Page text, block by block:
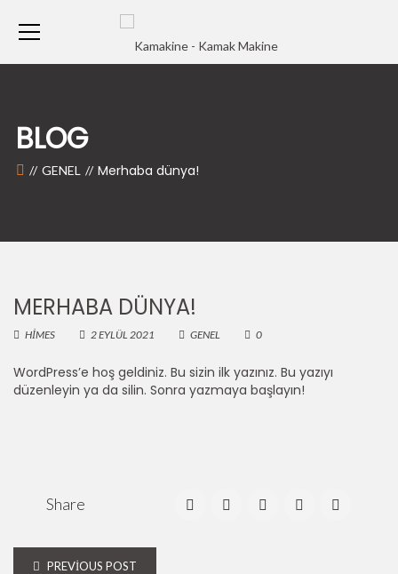
BLOG
GENEL Merhaba dünya!
MERHABA DÜNYA!
HIMES 2 EYLÜL 2021 GENEL 0
WordPress’e hoş geldiniz. Bu sizin ilk yazınız. Bu yazıyı
düzenleyin ya da silin. Sonra yazmaya başlayın!
Share
PREVIOUS POST